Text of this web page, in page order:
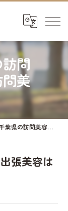
問
美
美容、出張美容は訪問美容palaceへ...
張美容は